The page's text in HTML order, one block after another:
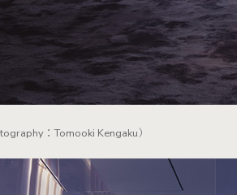
：Tomooki Kengaku）